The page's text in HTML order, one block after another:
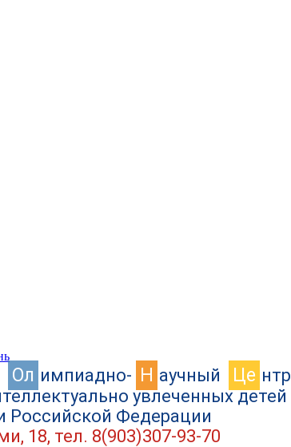
Ол импиадно- Н аучный Це нтр
увлеченных детей
Российской Федерации
18, тел. 8(903)307-93-70